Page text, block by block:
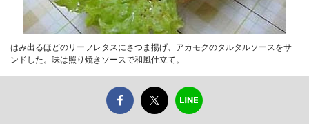
はみ出るほどのリーフレタスにさつま揚げ、アカモクのタルタルソースをサ
ンドした。味は照り焼きソースで和風仕立て。